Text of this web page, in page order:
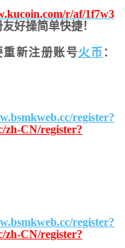
r/af/1f7w3
好操简单快捷！
新注册账号火币 ：
register?
zh-CN/register?
register?
zh-CN/register?